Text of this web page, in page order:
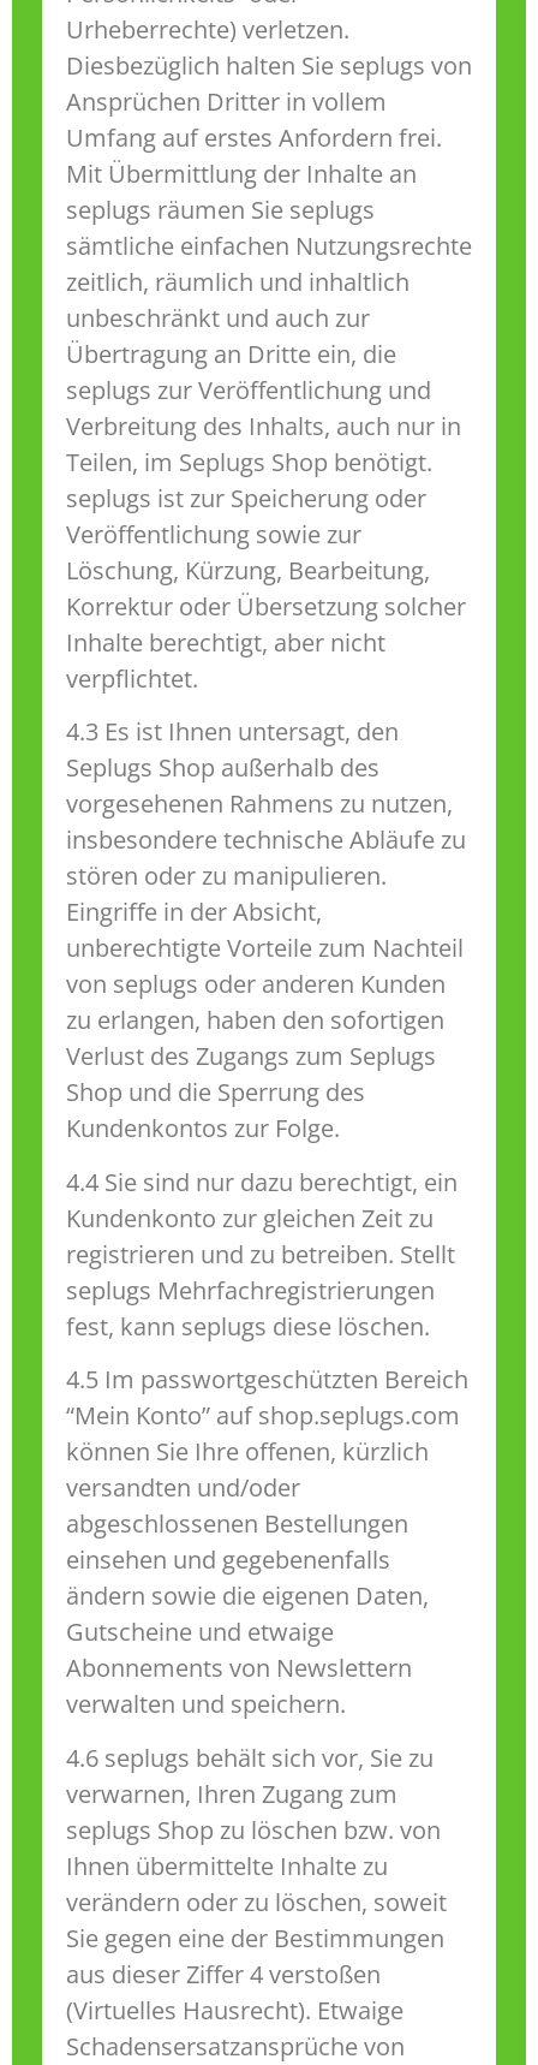
Urheberrechte) verletzen.
Diesbezüglich halten Sie seplugs von
Ansprüchen Dritter in vollem
Umfang auf erstes Anfordern frei.
Mit Übermittlung der Inhalte an
seplugs räumen Sie seplugs
sämtliche einfachen Nutzungsrechte
zeitlich, räumlich und inhaltlich
unbeschränkt und auch zur
Übertragung an Dritte ein, die
seplugs zur Veröffentlichung und
Verbreitung des Inhalts, auch nur in
Teilen, im Seplugs Shop benötigt.
seplugs ist zur Speicherung oder
Veröffentlichung sowie zur
Löschung, Kürzung, Bearbeitung,
Korrektur oder Übersetzung solcher
Inhalte berechtigt, aber nicht
verpflichtet.
4.3 Es ist Ihnen untersagt, den
Seplugs Shop außerhalb des
vorgesehenen Rahmens zu nutzen,
insbesondere technische Abläufe zu
stören oder zu manipulieren.
Eingriffe in der Absicht,
unberechtigte Vorteile zum Nachteil
von seplugs oder anderen Kunden
zu erlangen, haben den sofortigen
Verlust des Zugangs zum Seplugs
Shop und die Sperrung des
Kundenkontos zur Folge.
4.4 Sie sind nur dazu berechtigt, ein
Kundenkonto zur gleichen Zeit zu
registrieren und zu betreiben. Stellt
seplugs Mehrfachregistrierungen
fest, kann seplugs diese löschen.
4.5 Im passwortgeschützten Bereich
“Mein Konto” auf shop.seplugs.com
können Sie Ihre offenen, kürzlich
versandten und/oder
abgeschlossenen Bestellungen
einsehen und gegebenenfalls
ändern sowie die eigenen Daten,
Gutscheine und etwaige
Abonnements von Newslettern
verwalten und speichern.
4.6 seplugs behält sich vor, Sie zu
verwarnen, Ihren Zugang zum
seplugs Shop zu löschen bzw. von
Ihnen übermittelte Inhalte zu
verändern oder zu löschen, soweit
Sie gegen eine der Bestimmungen
aus dieser Ziffer 4 verstoßen
(Virtuelles Hausrecht). Etwaige
Schadensersatzansprüche von